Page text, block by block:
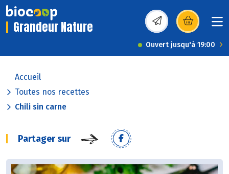
Grandeur Nature (s’ouvre dans une
Ouvert jusqu'à 19:00
Accueil
Toutes nos recettes
Chili sin carne
Partager sur